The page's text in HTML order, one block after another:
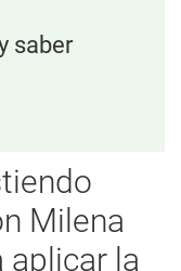
saber
Milena
aplicar la